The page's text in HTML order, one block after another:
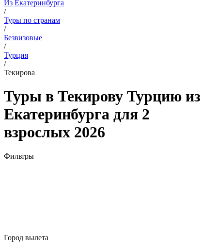
Из Екатеринбурга
/
Туры по странам
/
Безвизовые
/
Турция
/
Текирова
Туры в Текирову Турцию из
Екатеринбурга для 2
взрослых 2026
Фильтры
Город вылета